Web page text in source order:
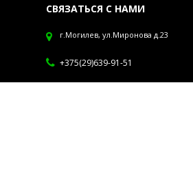
СВЯЗАТЬСЯ С НАМИ
г.Могилев, ул.Миронова д.23
+375(29)639-91-51